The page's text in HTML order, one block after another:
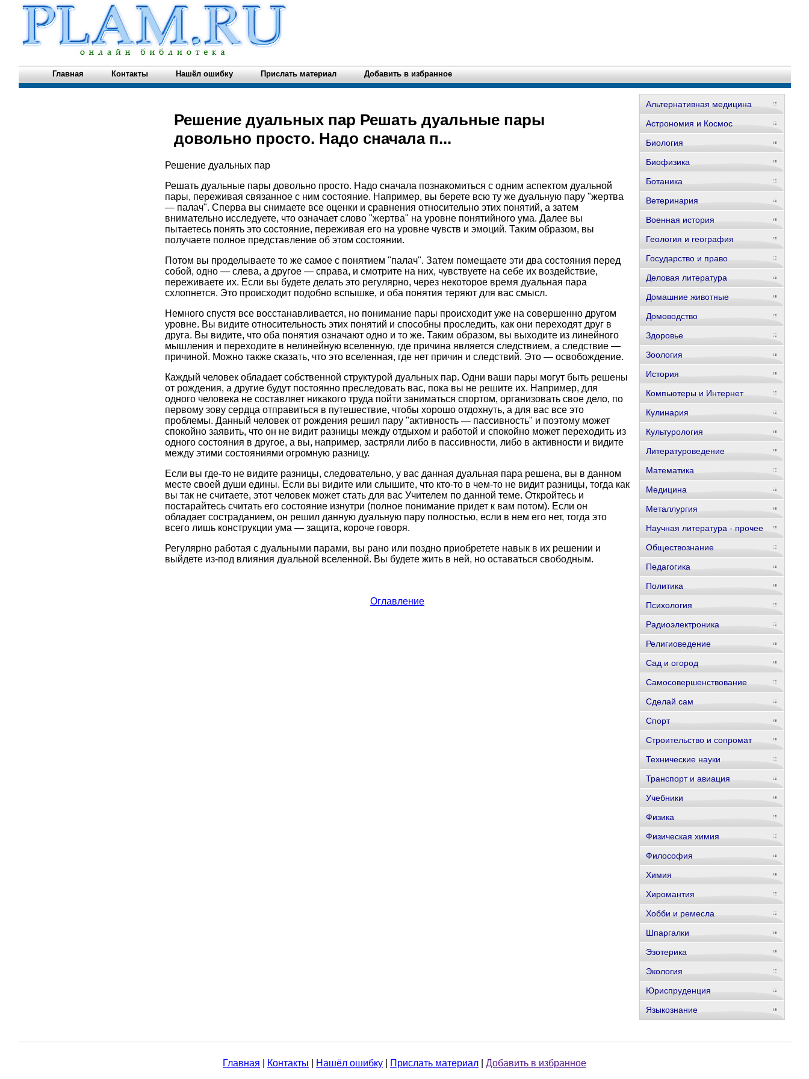
Главная Контакты Нашёл ошибку Прислать материал Добавить в избранное
Решение дуальных пар Решать дуальные пары
довольно просто. Надо сначала п...
Решение дуальных пар
Решать дуальные пары довольно просто. Надо сначала познакомиться с одним аспектом дуальной
пары, переживая связанное с ним состояние. Например, вы берете всю ту же дуальную пару "жертва
— палач". Сперва вы снимаете все оценки и сравнения относительно этих понятий, а затем
внимательно исследуете, что означает слово "жертва" на уровне понятийного ума. Далее вы
пытаетесь понять это состояние, переживая его на уровне чувств и эмоций. Таким образом, вы
получаете полное представление об этом состоянии.
Потом вы проделываете то же самое с понятием "палач". Затем помещаете эти два состояния перед
собой, одно — слева, а другое — справа, и смотрите на них, чувствуете на себе их воздействие,
переживаете их. Если вы будете делать это регулярно, через некоторое время дуальная пара
схлопнется. Это происходит подобно вспышке, и оба понятия теряют для вас смысл.
Немного спустя все восстанавливается, но понимание пары происходит уже на совершенно другом
уровне. Вы видите относительность этих понятий и способны проследить, как они переходят друг в
друга. Вы видите, что оба понятия означают одно и то же. Таким образом, вы выходите из линейного
мышления и переходите в нелинейную вселенную, где причина является следствием, а следствие —
причиной. Можно также сказать, что это вселенная, где нет причин и следствий. Это — освобождение.
Каждый человек обладает собственной структурой дуальных пар. Одни ваши пары могут быть решены
от рождения, а другие будут постоянно преследовать вас, пока вы не решите их. Например, для
одного человека не составляет никакого труда пойти заниматься спортом, организовать свое дело, по
первому зову сердца отправиться в путешествие, чтобы хорошо отдохнуть, а для вас все это
проблемы. Данный человек от рождения решил пару "активность — пассивность" и поэтому может
спокойно заявить, что он не видит разницы между отдыхом и работой и спокойно может переходить из
одного состояния в другое, а вы, например, застряли либо в пассивности, либо в активности и видите
между этими состояниями огромную разницу.
Если вы где-то не видите разницы, следовательно, у вас данная дуальная пара решена, вы в данном
месте своей души едины. Если вы видите или слышите, что кто-то в чем-то не видит разницы, тогда как
вы так не считаете, этот человек может стать для вас Учителем по данной теме. Откройтесь и
постарайтесь считать его состояние изнутри (полное понимание придет к вам потом). Если он
обладает состраданием, он решил данную дуальную пару полностью, если в нем его нет, тогда это
всего лишь конструкции ума — защита, короче говоря.
Регулярно работая с дуальными парами, вы рано или поздно приобретете навык в их решении и
выйдете из-под влияния дуальной вселенной. Вы будете жить в ней, но оставаться свободным.
Оглавление
Альтернативная медицина
Астрономия и Космос
Биология
Биофизика
Ботаника
Ветеринария
Военная история
Геология и география
Государство и право
Деловая литература
Домашние животные
Домоводство
Здоровье
Зоология
История
Компьютеры и Интернет
Кулинария
Культурология
Литературоведение
Математика
Медицина
Металлургия
Научная литература - прочее
Обществознание
Педагогика
Политика
Психология
Радиоэлектроника
Религиоведение
Сад и огород
Самосовершенствование
Сделай сам
Спорт
Строительство и сопромат
Технические науки
Транспорт и авиация
Учебники
Физика
Физическая химия
Философия
Химия
Хиромантия
Хобби и ремесла
Шпаргалки
Эзотерика
Экология
Юриспруденция
Языкознание
Главная Контакты Нашёл ошибку Прислать материал Добавить в избранное